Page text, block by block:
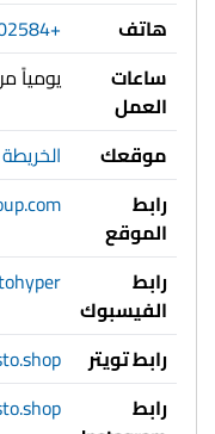
هاتف
+97167402584
ساعات
العمل
يومياً من 8:00 ص حتي
موقعك
رابط
الموقع
رابط
الفيسبوك
رابط تويتر
رابط